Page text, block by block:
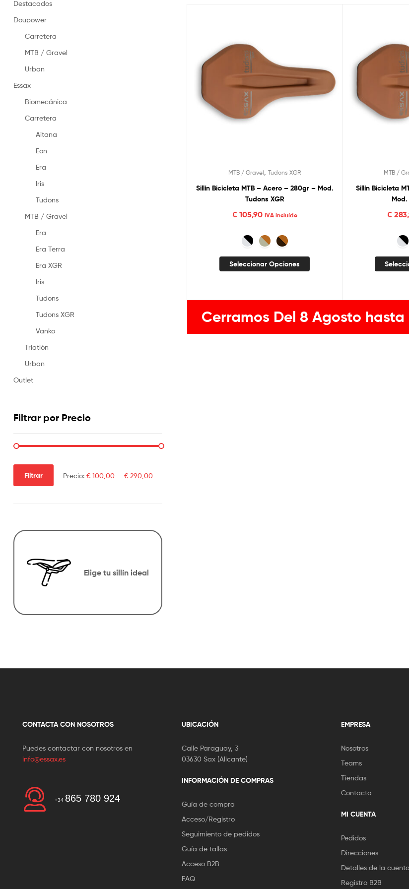
en
–
in
Spain
MTB / Gravel ,Tudons XGR
Sillín Bicicleta MTB – Acero – 280gr – Mod.
Tudons XGR
€105,90 IVA incluído
Seleccionar Opciones
MTB /
Sillín Bicicleta
Mod.
€
Cerramos Del 8 Agosto
Destacados
Doupower
Carretera
MTB / Gravel
Urban
Essax
Biomecánica
Carretera
Aitana
Eon
Era
Iris
Tudons
MTB / Gravel
Era
Era Terra
Era XGR
Iris
Tudons
Tudons XGR
Vanko
Triatlón
Urban
Outlet
Filtrar por Precio
Filtrar Precio: € 100,00— € 290,00
Elige tu sillín ideal
CONTACTA CON NOSOTROS
Puedes contactar con nosotros en
info@essax.es
+34 865 780 924
UBICACIÓN
Calle Paraguay, 3
03630 Sax (Alicante)
INFORMACIÓN DE COMPRAS
Guía de compra
Acceso/Registro
Seguimiento de pedidos
Guía de tallas
Acceso B2B
FAQ
EMPRESA
Nosotros
Teams
Tiendas
Contacto
MI CUENTA
Pedidos
Direcciones
Detalles de la cuenta
Registro B2B